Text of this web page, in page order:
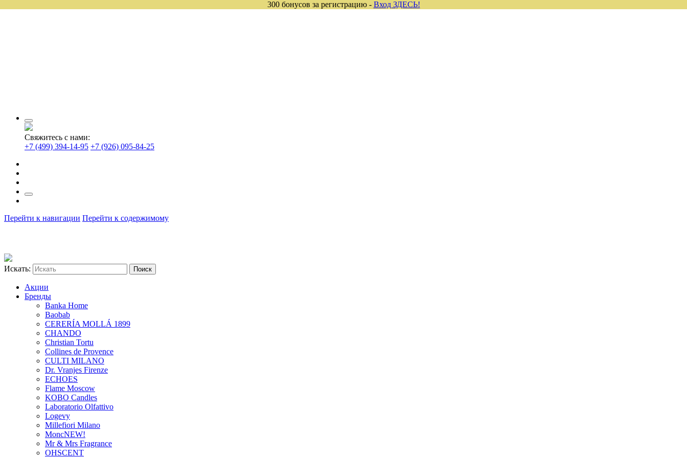
Свяжитесь с нами:
+7 (499) 394-14-95 +7 (926) 095-84-25
Перейти к навигации Перейти к содержимому
Искать:
Акции
Бренды
Banka Home
Baobab
CERERÍA MOLLÁ 1899
CHANDO
Christian Tortu
Collines de Provence
CULTI MILANO
Dr. Vranjes Firenze
ECHOES
Flame Moscow
KOBO Candles
Laboratorio Olfattivo
Logevy
Millefiori Milano
MoncNEW!
Mr & Mrs Fragrance
OHSCENT
300 бонусов за регистрацию - Вход ЗДЕСЬ!